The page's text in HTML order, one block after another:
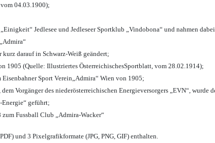
04.03.1900);
Jedlesee und Jedleseer Sportklub „Vindobona“ und nahmen
darauf in Schwarz-Weiß geändert;
1905 (Quelle: Illustriertes ÖsterreichischesSportblatt, vom 28.02.1914);
Sport Verein„Admira“ Wien von 1905;
Vorgänger des niederösterreichischen Energieversorgers „EVN“,
geführt;
Fussball Club „Admira-Wacker“
und 3 Pixelgrafikformate (JPG, PNG, GIF) enthalten.